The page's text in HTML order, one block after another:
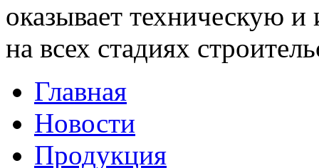
оказывает техническую
на всех стадиях
Главная
Новости
Продукция